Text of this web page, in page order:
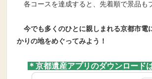
各コースを達成すると、先着順で景品も
今でも多くのひとに親しまれる京都市電
かりの地をめぐってみよう！
＊京都遺産アプリのダウンロード